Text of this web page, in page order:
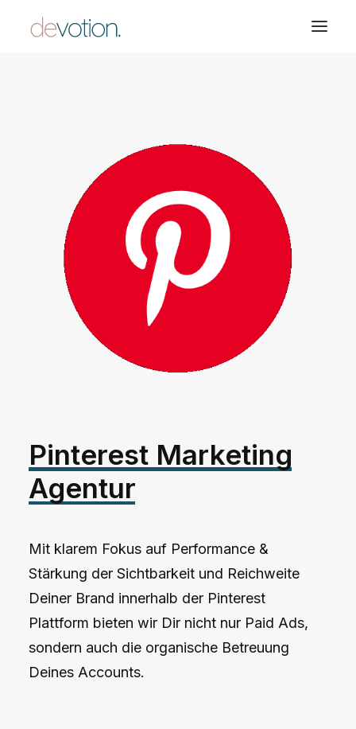
Pinterest Marketing
Agentur
Mit klarem Fokus auf Performance &
Stärkung der Sichtbarkeit und Reichweite
Deiner Brand innerhalb der Pinterest
Plattform bieten wir Dir nicht nur Paid Ads,
sondern auch die organische Betreuung
Deines Accounts.